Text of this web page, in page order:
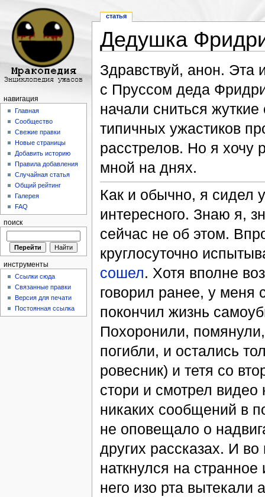
Дедушка
Здравствуй, анон. Эта
с Пруссом деда
начали сниться
типичных ужастиков
расстрелов. Но я хочу
мной на днях.
Как и обычно, я сидел
интересного. Знаю я,
сейчас не об этом.
круглосуточно
сошел. Хотя вполне
говорил ранее, у
покончил жизнь
Похоронили,
погибли, и остались
ровесник) и тетя со
стори и смотрел
никаких сообщений в
не оповещало о
других рассказах. И
наткнулся на
него изо рта вытекали
статья
навигация
Главная
Сообщество
Свежие правки
Новые страницы
Добавить историю
Правила добавления
Случайная статья
Общий рейтинг
Галерея
FAQ
поиск
инструменты
Ссылки сюда
Связанные правки
Версия для печати
Постоянная ссылка